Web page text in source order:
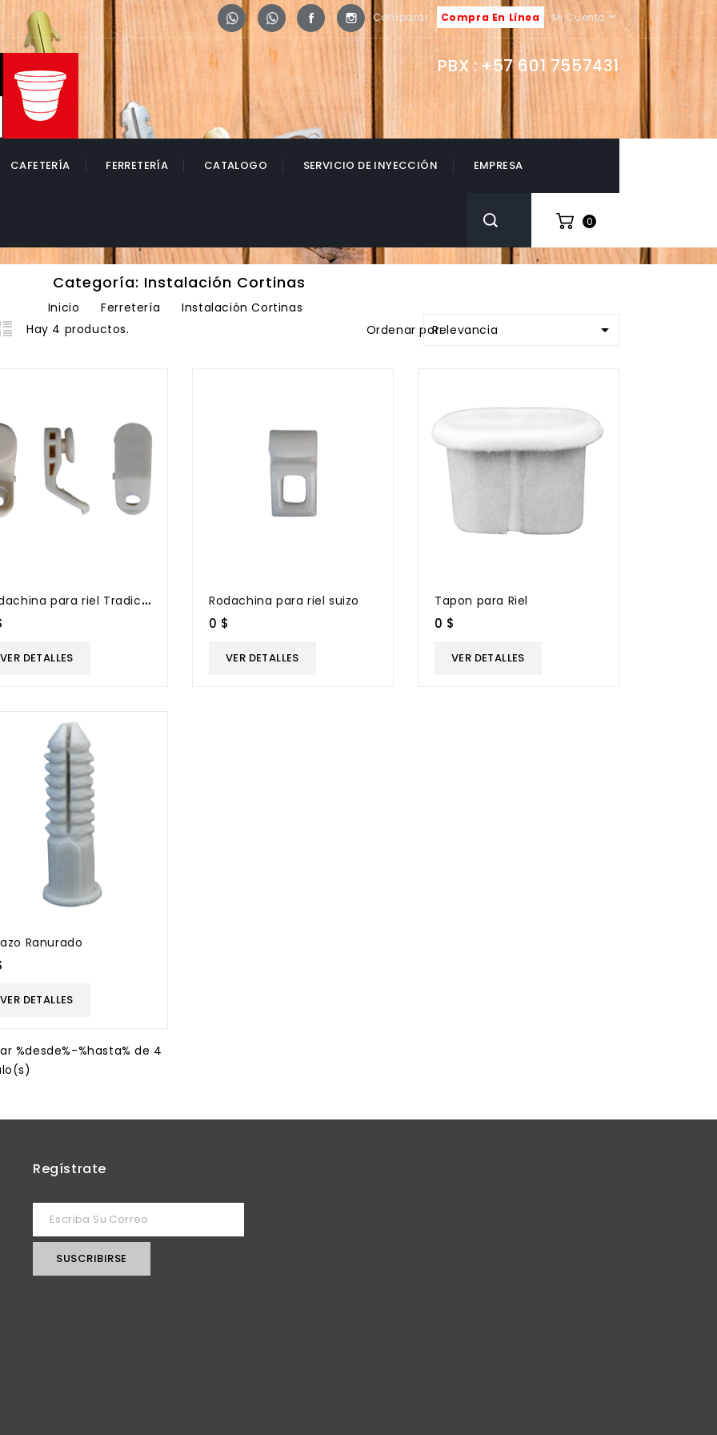
Mi Cuenta 
Compra En Línea
Comparar
WhatsappWhatsappFacebookInstagram
PBX : +57 601 7557431
CAFETERÍA FERRETERÍA CATALOGO SERVICIO DE INYECCIÓN EMPRESA
0
Categoría: Instalación Cortinas
Inicio Ferretería
Instalación Cortinas
Hay 4 productos.
Ordenar por:Relevancia 
R
odachina para riel Tradicional
VER DETALLES
Rodachina para riel suizo
0 $
VER DETALLES
Tapon para Riel
0 $
VER DETALLES
Ranurado
VER DETALLES
%desde%-%hasta% de 4
Regístrate